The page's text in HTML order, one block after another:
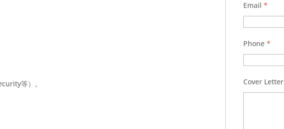
等）。
Email *
Phone *
Cover Letter